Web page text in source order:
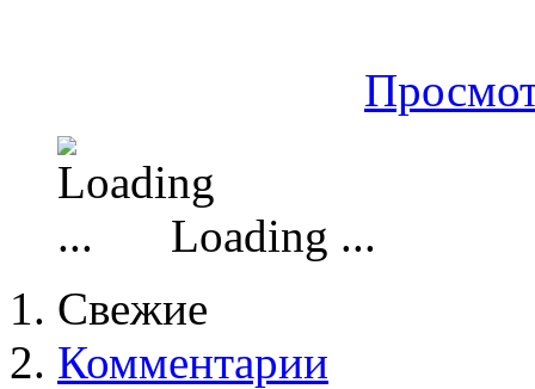
Loading ...
Свежие
Комментарии